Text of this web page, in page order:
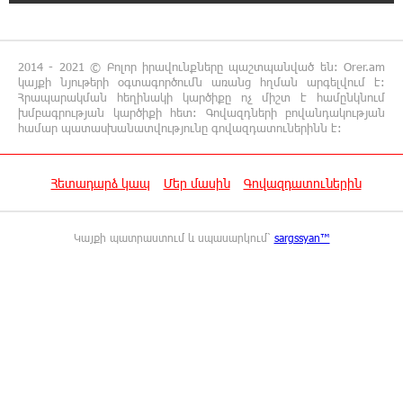
շոգի նոր ռեկորդներ
22:54:16 5-08-2026
Զովունի-Եղվարդ ճանապարհին բախվել են
«Alfa Romeo»-ն և «Opel»-ը. կա վիրավոր
Մարուքյան
2014 - 2021 © Բոլոր իրավունքները պաշտպանված են: Orer.am
կայքի նյութերի օգտագործումն առանց հղման արգելվում է:
Հրապարակման հեղինակի կարծիքը ոչ միշտ է համընկնում
խմբագրության կարծիքի հետ: Գովազդների բովանդակության
համար պատասխանատվությունը գովազդատուներինն է:
Հետադարձ կապ Մեր մասին Գովազդատուներին
Կայքի պատրաստում և սպասարկում՝ sargssyan™